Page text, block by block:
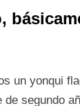
un yonqui
segundo